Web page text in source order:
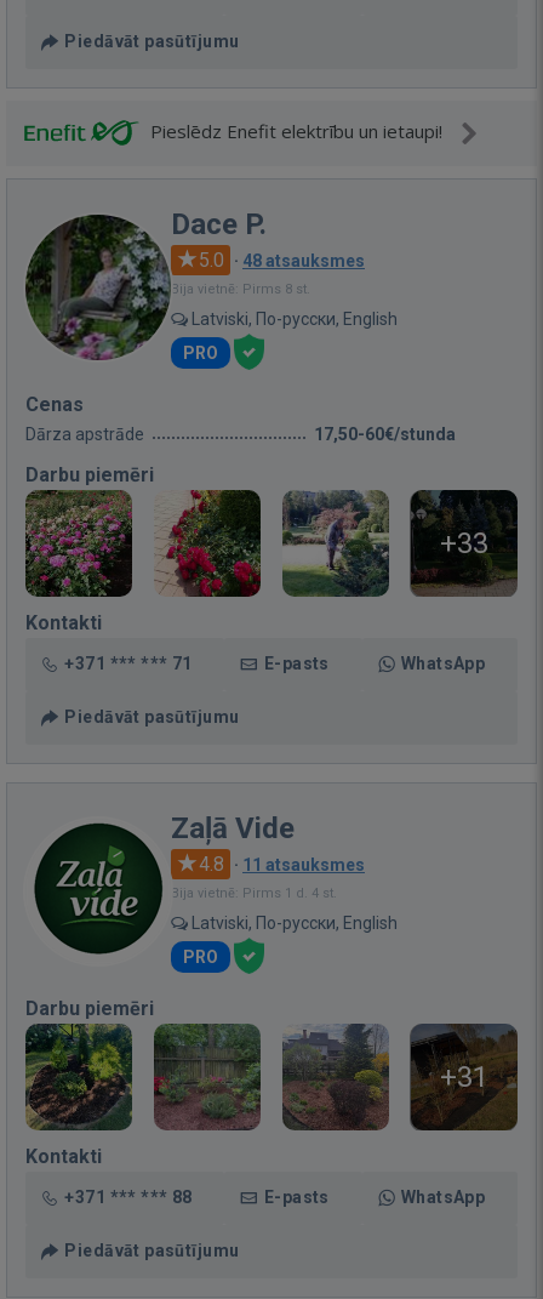
Piedāvāt pasūtījumu
Pieslēdz Enefit elektrību un ietaupi!
Dace P.
5.0 · 48 atsauksmes
Bija vietnē: Pirms 8 st.
Latviski, По-русски, English
PRO
Cenas
Dārza apstrāde 17,50-60€/stunda
Darbu piemēri
+33
Kontakti
+371 *** *** 71 E-pasts WhatsApp
Piedāvāt pasūtījumu
Zaļā Vide
4.8 · 11 atsauksmes
Bija vietnē: Pirms 1 d. 4 st.
Latviski, По-русски, English
PRO
Darbu piemēri
+31
Kontakti
+371 *** *** 88 E-pasts WhatsApp
Piedāvāt pasūtījumu